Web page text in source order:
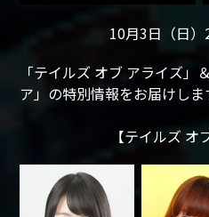
10月3日（日
「テイルズ オブ アライズ」
ア」の特別情報をお届けしま
【テイルズ オ